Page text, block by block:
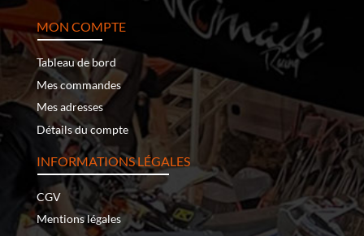
MON COMPTE
Tableau de bord
Mes commandes
Mes adresses
Détails du compte
INFORMATIONS LÉGALES
CGV
Mentions légales